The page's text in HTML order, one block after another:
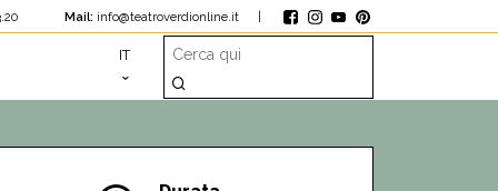
Mail: info@teatroverdionline.it
IT